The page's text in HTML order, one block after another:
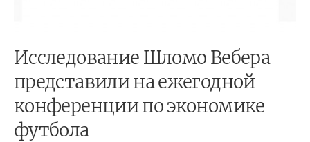
Исследование Шломо Вебера
представили на ежегодной
конференции по экономике
футбола